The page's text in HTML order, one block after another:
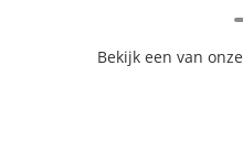
Bekijk een van